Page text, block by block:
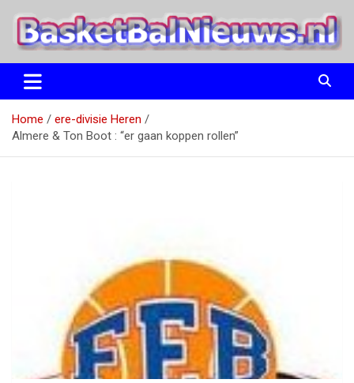
naar
BasketBalNieuws.nl
Etten
Home
ere-divisie Heren
Almere & Ton Boot : “er gaan koppen rollen”